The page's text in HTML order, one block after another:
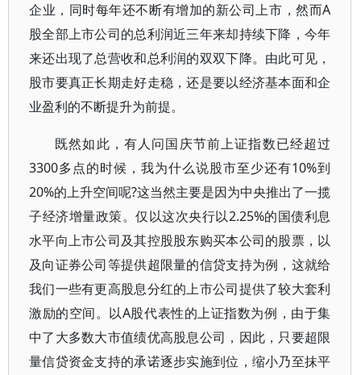
企业，同时每年还不断有增加的新公司上市，然而A
股全部上市公司的总利润近三年来却持续下降，今年
来还出现了总营收和总利润的双双下降。由此可见，
股市要真正长期走好走稳，还是要以经济基本面和企
业盈利的不断提升为前提。
既然如此，有人问国庆节前上证指数已经超过
3300多点的时候，我为什么说股市至少还有10%到
20%的上升空间呢?这当然主要是因为中央推出了一揽
子经济增量政策。仅以这次央行以2.25%的国债利息
水平向上市公司及其控股股东购买本公司的股票，以
及向证券公司等提供超限量的信贷支持为例，这就给
我们一些有更高股息分红的上市公司提供了较大套利
激励的空间。以A股代表性的上证指数为例，由于集
中了大多数大市值绩优高股息公司，因此，只要超限
量信贷资金支持的承诺逐步实施到位，缩小乃至抹平